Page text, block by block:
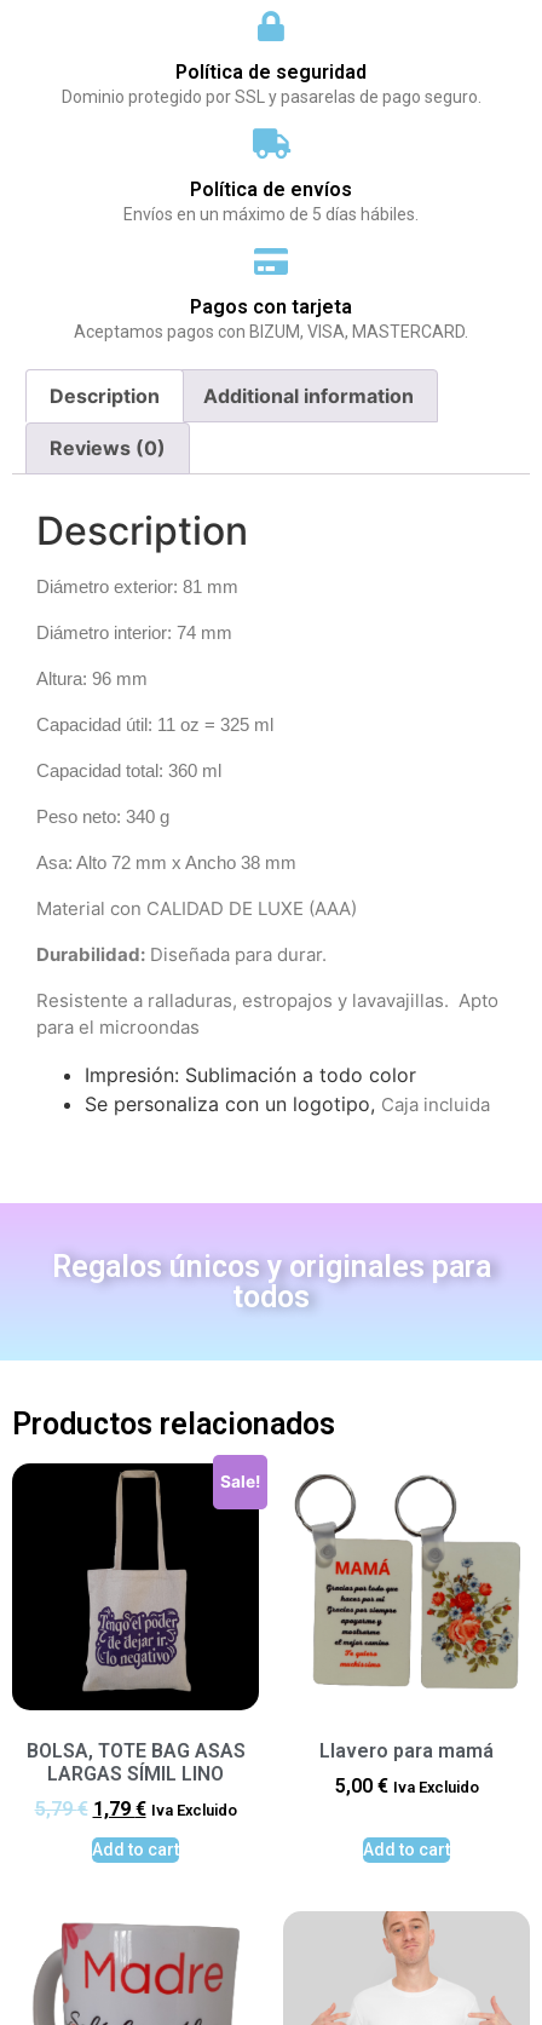
Política de seguridad
Dominio protegido por SSL y pasarelas de pago seguro.
Política de envíos
Envíos en un máximo de 5 días hábiles.
Pagos con tarjeta
Aceptamos pagos con BIZUM, VISA, MASTERCARD.
Description Additional information
Reviews (0)
Description
Diámetro exterior: 81 mm
Diámetro interior: 74 mm
Altura: 96 mm
Capacidad útil: 11 oz = 325 ml
Capacidad total: 360 ml
Peso neto: 340 g
Asa: Alto 72 mm x Ancho 38 mm
Material con CALIDAD DE LUXE (AAA)
Durabilidad: Diseñada para durar.
Resistente a ralladuras, estropajos y lavavajillas. Apto
para el microondas
Impresión: Sublimación a todo color
Se personaliza con un logotipo, Caja incluida
Regalos únicos y originales para
todos
Productos relacionados
Sale!
BOLSA, TOTE BAG ASAS
LARGAS SÍMIL LINO
5,79€ 1,79 € Iva Excluido
Add to cart
Llavero para mamá
5,00 € Iva Excluido
Add to cart